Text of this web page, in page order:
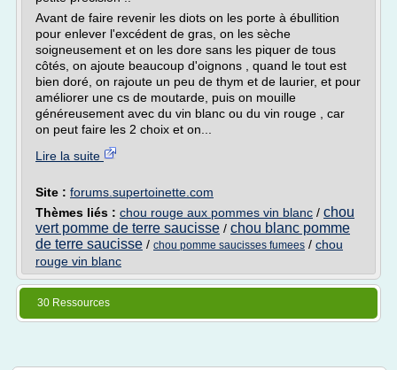
Avant de faire revenir les diots on les porte à ébullition
pour enlever l'excédent de gras, on les sèche
soigneusement et on les dore sans les piquer de tous
côtés, on ajoute beaucoup d'oignons , quand le tout est
bien doré, on rajoute un peu de thym et de laurier, et pour
améliorer une cs de moutarde, puis on mouille
généreusement avec du vin blanc ou du vin rouge , car
on peut faire les 2 choix et on...
Lire la suite
Site : forums.supertoinette.com
Thèmes liés : chou rouge aux pommes vin blanc / chou
vert pomme de terre saucisse / chou blanc pomme
de terre saucisse / chou pomme saucisses fumees / chou
rouge vin blanc
30 Ressources